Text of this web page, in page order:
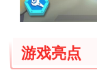
游戏亮点